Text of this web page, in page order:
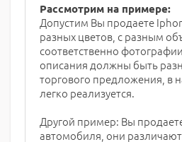
Рассмотрим на примере:
Допустим Вы продаете
разных цветов, с разным
соответственно
описания должны быть
торгового предложения, в
легко реализуется.
Другой пример: Вы
автомобиля, они